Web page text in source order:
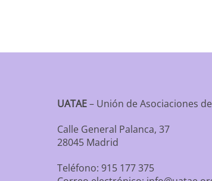
UATAE– Unión de Asociaciones
Calle General Palanca, 37
28045 Madrid
Teléfono: 915 177 375